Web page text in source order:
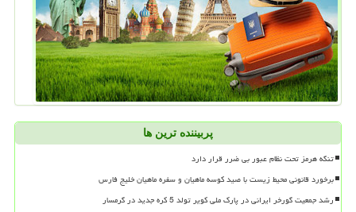
پربیننده ترین ها
تنگه هرمز تحت نظام عبور بی ضرر قرار دارد
برخورد قانونی محیط زیست با صید کوسه ماهیان و سفره ماهیان خلیج فارس
رشد جمعیت گورخر ایرانی در پارک ملی کویر تولد 5 کره جدید در گرمسار